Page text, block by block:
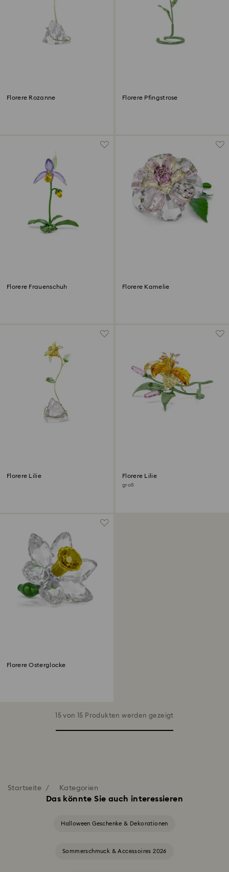
Florere Rozanne Florere Pfingstrose
Florere Frauenschuh Florere Kamelie
Florere Lilie Florere Lilie
groß
Florere Osterglocke
15 von 15 Produkten werden gezeigt
Startseite Kategorien
Das könnte Sie auch interessieren
Halloween Geschenke & Dekorationen
Sommerschmuck & Accessoires 2026